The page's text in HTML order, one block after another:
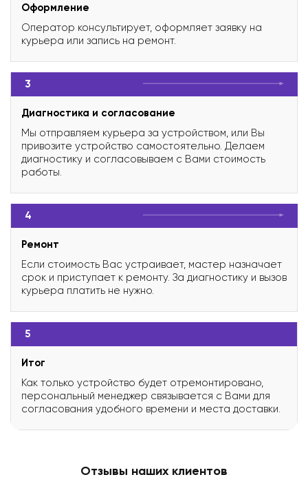
Оформление
Оператор консультирует, оформляет заявку на
курьера или запись на ремонт.
3
Диагностика и согласование
Мы отправляем курьера за устройством, или Вы
привозите устройство самостоятельно. Делаем
диагностику и согласовываем с Вами стоимость
работы.
4
Ремонт
Если стоимость Вас устраивает, мастер назначает
срок и приступает к ремонту. За диагностику и вызов
курьера платить не нужно.
5
Итог
Как только устройство будет отремонтировано,
персональный менеджер связывается с Вами для
согласования удобного времени и места доставки.
Отзывы наших клиентов